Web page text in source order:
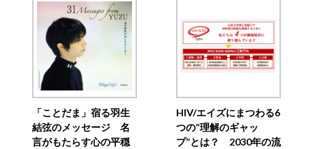
「ことだま」宿る羽生
結弦のメッセージ 名
言がもたらす心の平穏
HIV/エイズにまつわる6
つの“理解のギャッ
プ”とは？ 2030年の流